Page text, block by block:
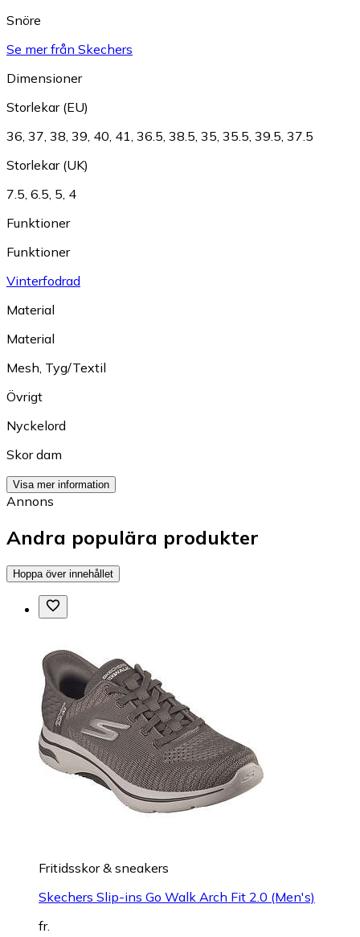
Snöre
Se mer från Skechers
Dimensioner
Storlekar (EU)
36 37 38 39 40 41 36.5 38.5 35 35.5 39.5 37.5
Storlekar (UK)
7.5 6.5 5 4
Funktioner
Funktioner
Vinterfodrad
Material
Material
Mesh Tyg/Textil
Övrigt
Nyckelord
Skor dam
Visa mer information
Annons
Andra populära produkter
Hoppa över innehållet
Fritidsskor & sneakers
Skechers Slip-ins Go Walk Arch Fit 2.0 (Men's)
fr.